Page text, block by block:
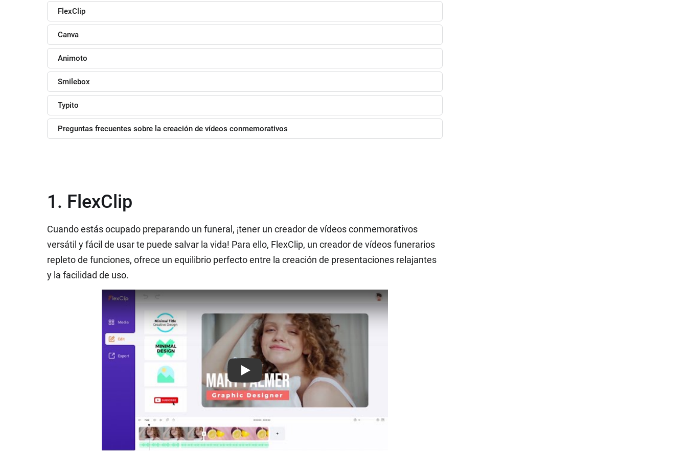
FlexClip
Canva
Animoto
Smilebox
Typito
Preguntas frecuentes sobre la creación de vídeos conmemorativos
1. FlexClip
Cuando estás ocupado preparando un funeral, ¡tener un creador de vídeos conmemorativos
versátil y fácil de usar te puede salvar la vida! Para ello, FlexClip, un creador de vídeos funerarios
repleto de funciones, ofrece un equilibrio perfecto entre la creación de presentaciones relajantes
y la facilidad de uso.
Play: Keynote (Google I/O '18)